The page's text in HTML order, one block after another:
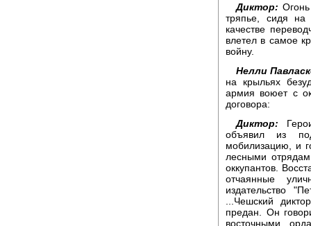
Диктор:
тряпье, сидя на
качестве
влетел в самое
войну.
Нелли
на крыльях
армия воюет с
договора:
Диктор:
объявил из
мобилизацию, и
лесными
оккупантов.
отчаянные
издательство
...Чешский
предан. Он
восточными